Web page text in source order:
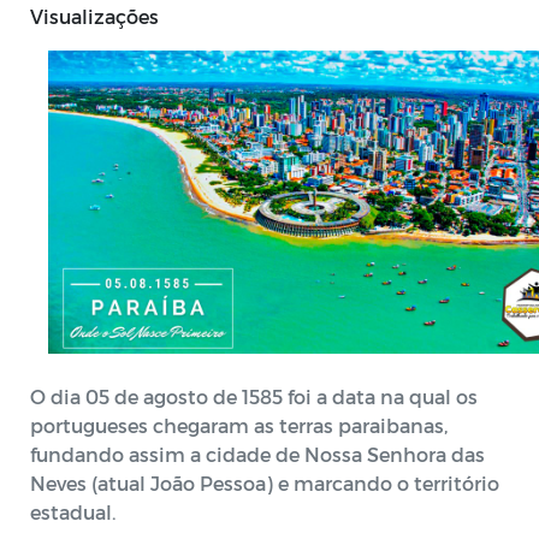
Visualizações
O dia 05 de agosto de 1585 foi a data na qual os
portugueses chegaram as terras paraibanas,
fundando assim a cidade de Nossa Senhora das
Neves (atual João Pessoa) e marcando o território
estadual.